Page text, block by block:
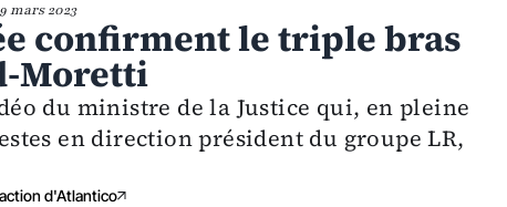
9 mars 2023
confirment le triple bras
Moretti
du ministre de la Justice qui, en pleine
en direction président du groupe LR,
d'Atlantico